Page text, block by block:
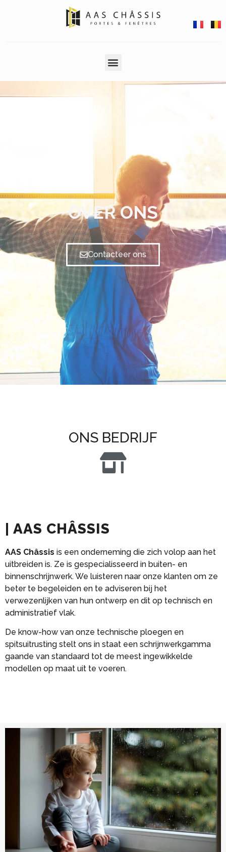
OVER ONS
Contacteer ons
ONS BEDRIJF
| AAS CHÂSSIS
AAS Châssis is een onderneming die zich volop aan het
uitbreiden is. Ze is gespecialisseerd in buiten- en
binnenschrijnwerk. We luisteren naar onze klanten om ze
beter te begeleiden en te adviseren bij het
verwezenlijken van hun ontwerp en dit op technisch en
administratief vlak.
De know-how van onze technische ploegen en
spitsuitrusting stelt ons in staat een schrijnwerkgamma
gaande van standaard tot de meest ingewikkelde
modellen op maat uit te voeren.